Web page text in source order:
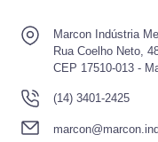
Marcon Indústria
Rua Coelho Neto,
CEP 17510-013 -
(14) 3401-2425